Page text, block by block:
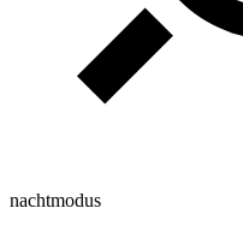
nachtmodus